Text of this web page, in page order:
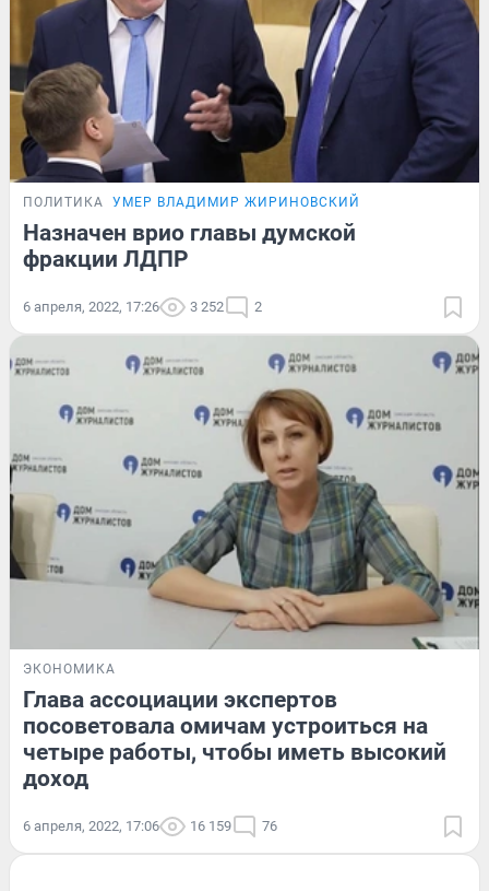
ПОЛИТИКА УМЕР ВЛАДИМИР ЖИРИНОВСКИЙ
Назначен врио главы думской
фракции ЛДПР
6 апреля, 2022, 17:26 3 252 2
ЭКОНОМИКА
Глава ассоциации экспертов
посоветовала омичам устроиться на
четыре работы, чтобы иметь высокий
доход
6 апреля, 2022, 17:06 16 159 76